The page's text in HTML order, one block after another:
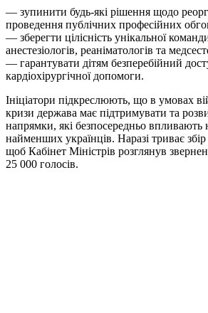
— зупинити будь-які рішення щодо
проведення публічних професійних
— зберегти цілісність унікальної
анестезіологів, реаніматологів та
— гарантувати дітям безперебійний
кардіохірургічної допомоги.
Ініціатори підкреслюють, що в умовах
кризи держава має підтримувати та
напрямки, які безпосередньо впливають
найменших українців. Наразі триває збір
щоб Кабінет Міністрів розглянув
25 000 голосів.